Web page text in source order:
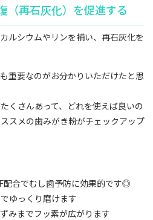
（再石灰化）を促進する
ルシウムやリンを補い、再石灰化を
重要なのがお分かりいただけたと思
くさんあって、どれを使えば良いの
スメの歯みがき粉がチェックアップ
合でむし歯予防に効果的です◎
ゆっくり磨けます
みまでフッ素が広がります